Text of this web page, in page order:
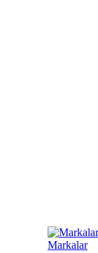
Markalar